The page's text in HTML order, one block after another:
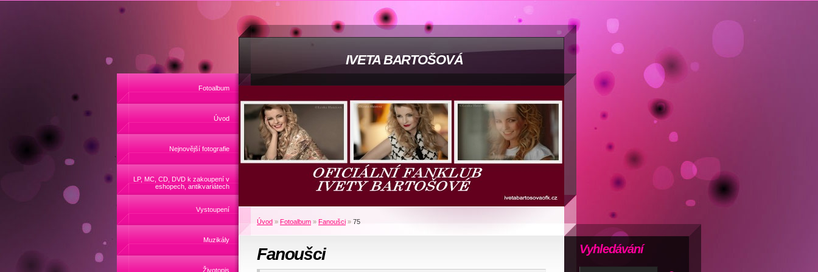
IVETA BARTOŠOVÁ
Fotoalbum
Úvod
Nejnovější fotografie
LP, MC, CD, DVD k zakoupení v
eshopech, antikvariátech
Vystoupení
Muzikály
Životopis
Úvod » Fotoalbum » Fanoušci » 75
Fanoušci Vyhledávání